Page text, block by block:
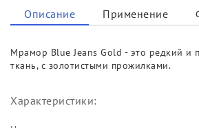
Описание Применение
Мрамор Blue Jeans Gold - это редкий и
ткань, с золотистыми прожилками.
Характеристики: